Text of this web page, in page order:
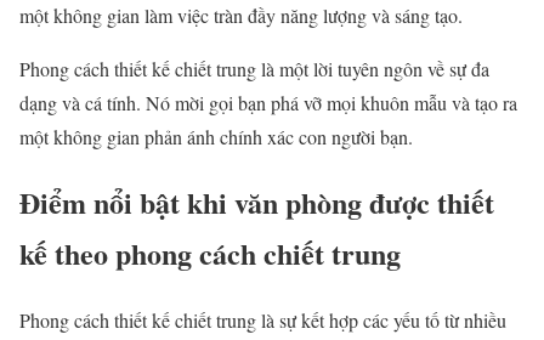
một không gian làm việc tràn đầy năng lượng và sáng tạo.
Phong cách thiết kế chiết trung là một lời tuyên ngôn về sự đa
dạng và cá tính. Nó mời gọi bạn phá vỡ mọi khuôn mẫu và tạo ra
một không gian phản ánh chính xác con người bạn.
Điểm nổi bật khi văn phòng được thiết
kế theo phong cách chiết trung
Phong cách thiết kế chiết trung là sự kết hợp các yếu tố từ nhiều